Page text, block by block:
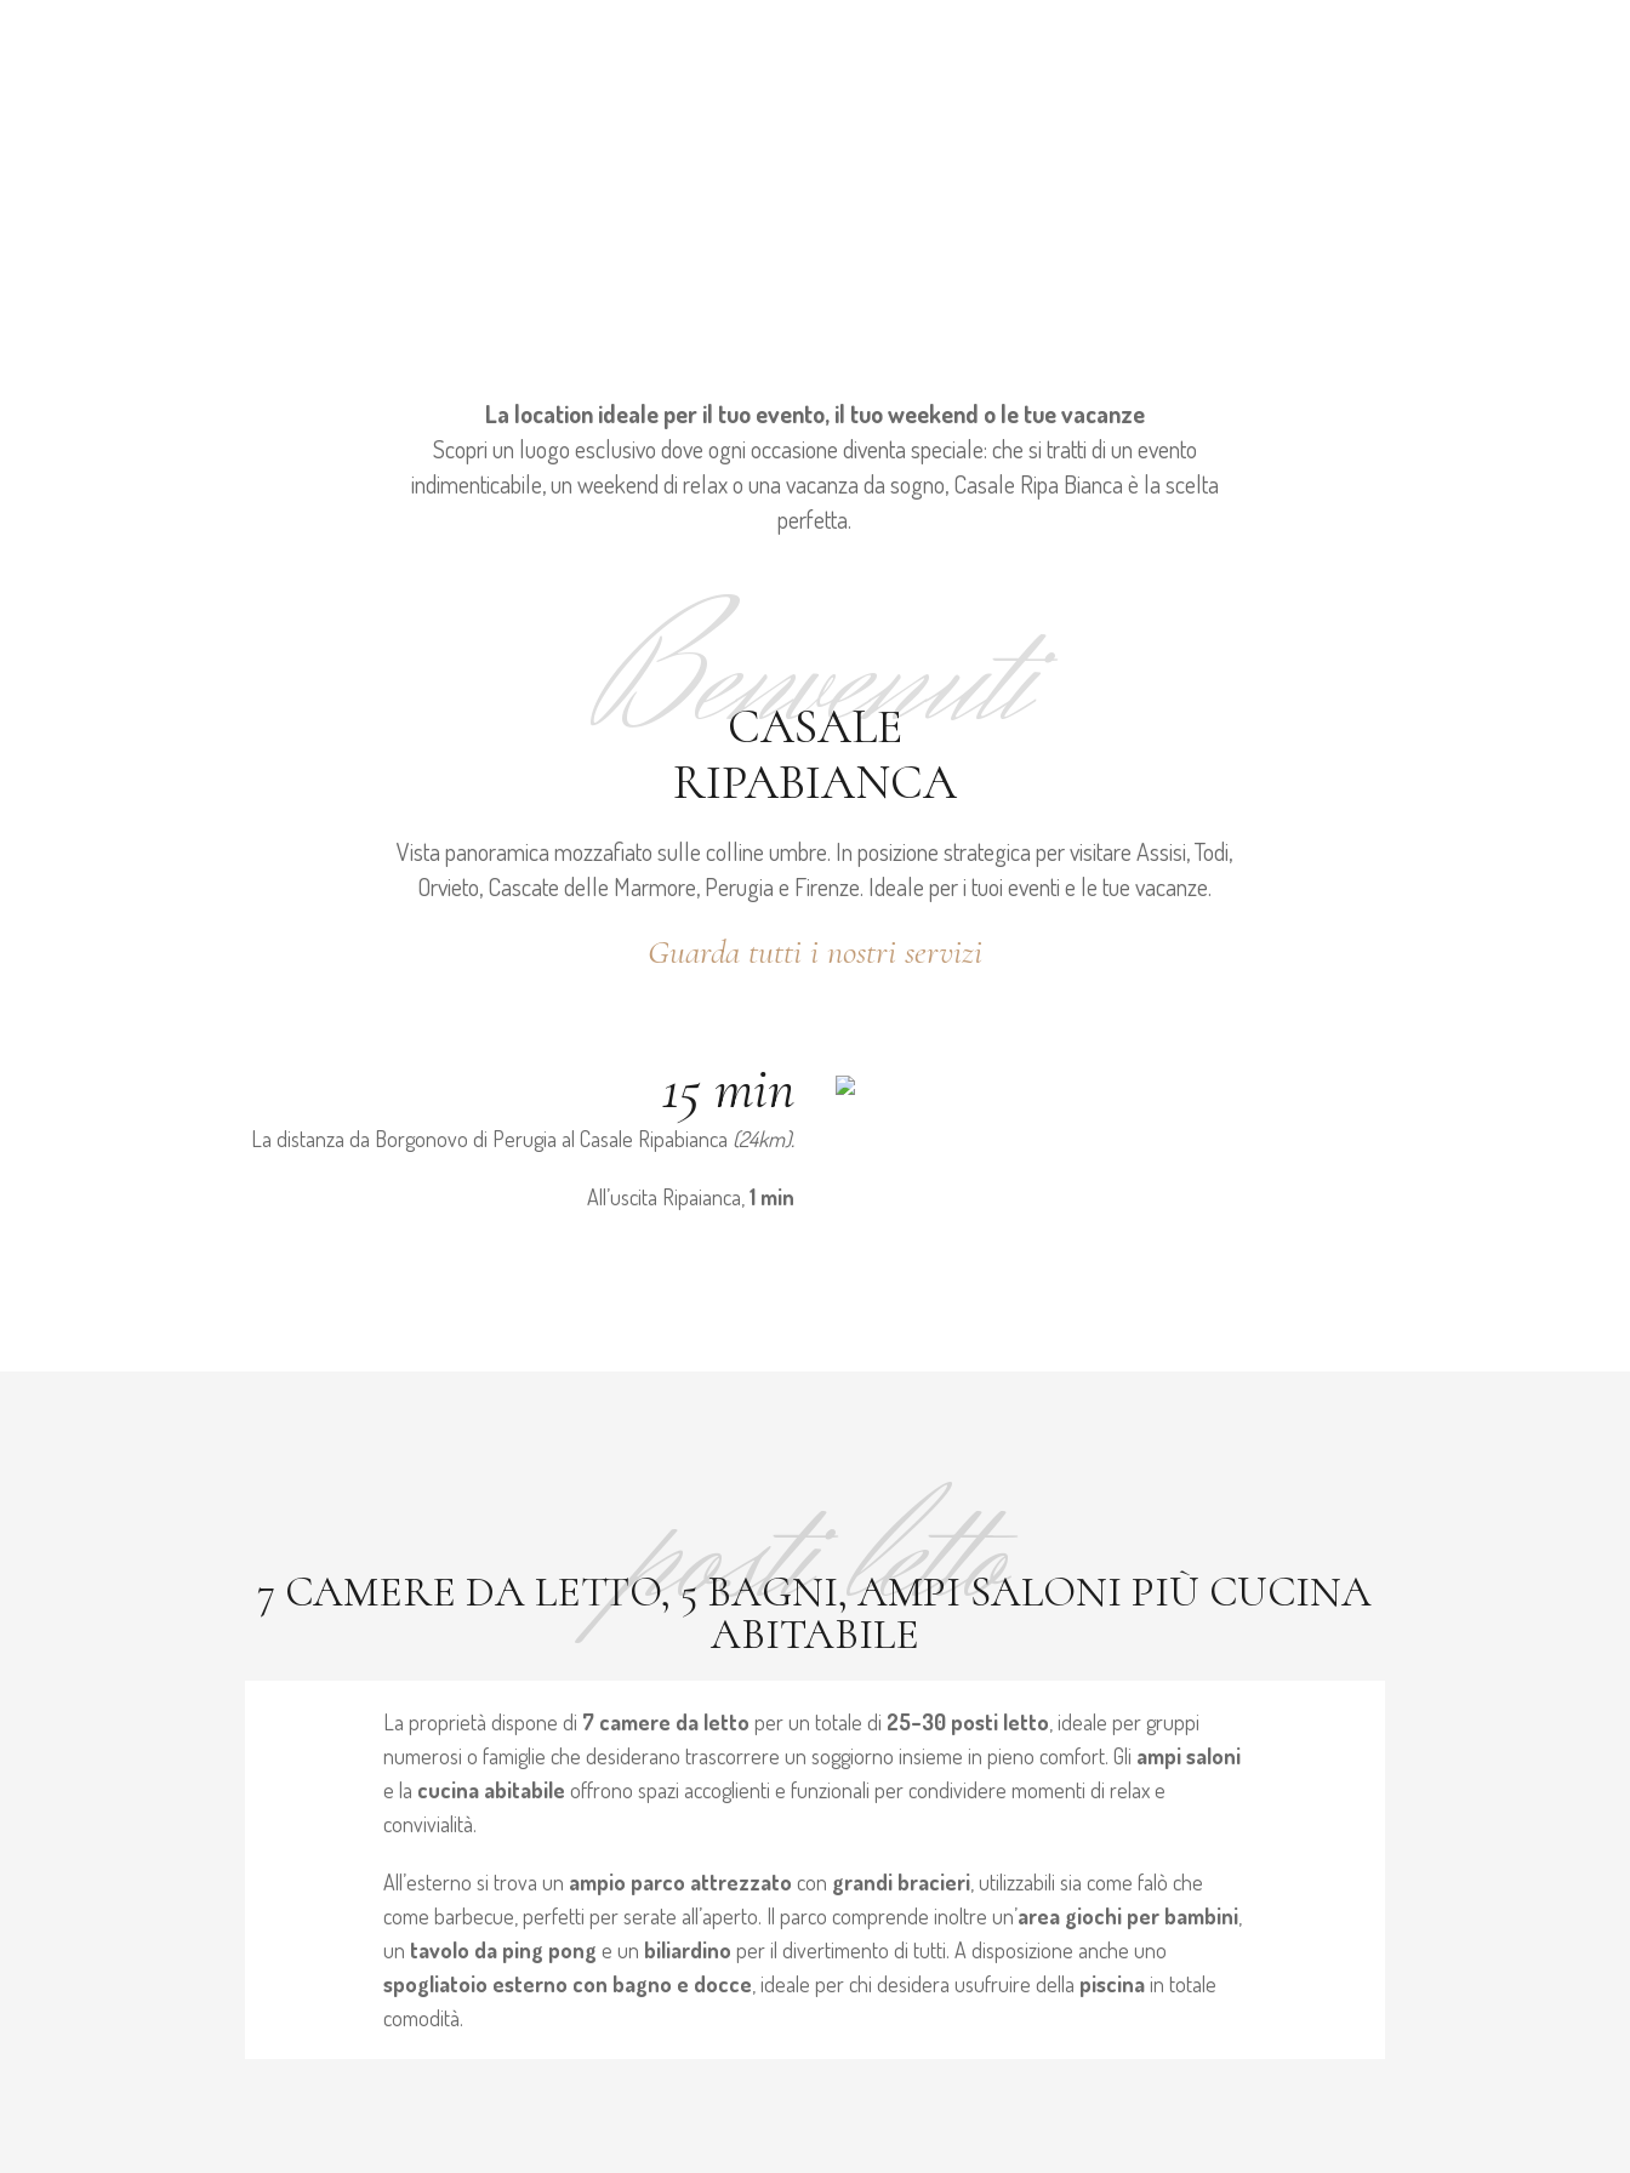
La location ideale per il tuo evento, il tuo weekend o le tue vacanze
Scopri un luogo esclusivo dove ogni occasione diventa speciale: che si tratti di un evento
indimenticabile, un weekend di relax o una vacanza da sogno, Casale Ripa Bianca è la scelta
perfetta.
Benvenuti
CASALE
RIPABIANCA
Vista panoramica mozzafiato sulle colline umbre. In posizione strategica per visitare Assisi, Todi,
Orvieto, Cascate delle Marmore, Perugia e Firenze. Ideale per i tuoi eventi e le tue vacanze.
Guarda tutti i nostri servizi
15 min
La distanza da Borgonovo di Perugia al Casale Ripabianca (24km).
All’uscita Ripaianca,1 min
posti letto
7 CAMERE DA LETTO, 5 BAGNI, AMPI SALONI PIÙ CUCINA
ABITABILE
La proprietà dispone di 7 camere da letto per un totale di 25–30 posti letto , ideale per gruppi
numerosi o famiglie che desiderano trascorrere un soggiorno insieme in pieno comfort. Gli ampi saloni
e la cucina abitabile offrono spazi accoglienti e funzionali per condividere momenti di relax e
convivialità.
All’esterno si trova un ampio parco attrezzato con grandi bracieri, utilizzabili sia come falò che
come barbecue, perfetti per serate all’aperto. Il parco comprende inoltre un’area giochi per bambini,
un tavolo da ping pong e un biliardino per il divertimento di tutti. A disposizione anche uno
spogliatoio esterno con bagno e docce , ideale per chi desidera usufruire della piscinain totale
comodità.